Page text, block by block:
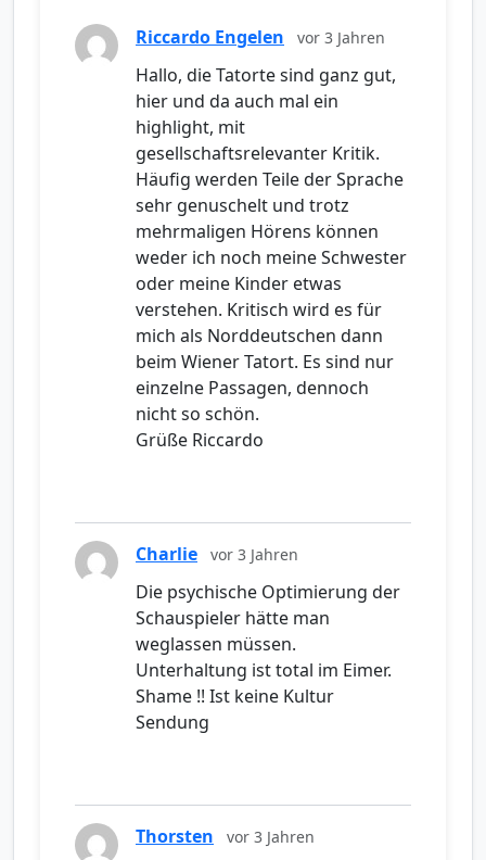
Riccardo Engelen vor 3 Jahren
Hallo, die Tatorte sind ganz gut,
hier und da auch mal ein
highlight, mit
gesellschaftsrelevanter Kritik.
Häufig werden Teile der Sprache
sehr genuschelt und trotz
mehrmaligen Hörens können
weder ich noch meine Schwester
oder meine Kinder etwas
verstehen. Kritisch wird es für
mich als Norddeutschen dann
beim Wiener Tatort. Es sind nur
einzelne Passagen, dennoch
nicht so schön.
Grüße Riccardo
Charlie vor 3 Jahren
Die psychische Optimierung der
Schauspieler hätte man
weglassen müssen.
Unterhaltung ist total im Eimer.
Shame !! Ist keine Kultur
Sendung
Thorsten vor 3 Jahren